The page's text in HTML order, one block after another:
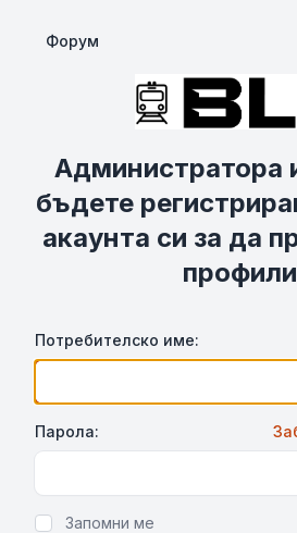
Форум
Администратора
бъдете
акаунта си за да
Потребителско име:
Парола:
Запомни ме